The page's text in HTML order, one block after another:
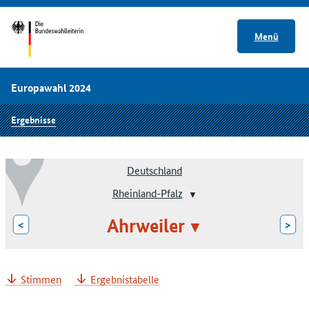
Menü
Europawahl 2024
Ergebnisse
Deutschland
Rheinland-Pfalz
< Ahrweiler >
Stimmen Ergebnistabelle